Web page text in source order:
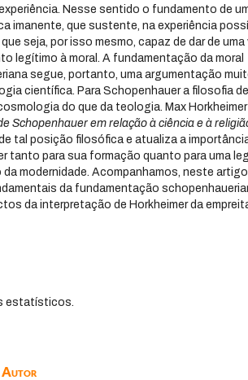
Nesse sentido o fundamento de
imanente, que sustente, na experiência
seja, por isso mesmo, capaz de dar de
legítimo à moral. A fundamentação da moral
segue, portanto, uma argumentação
científica. Para Schopenhauer a filosofia
do que da teologia. Max Horkheimer
Schopenhauer em relação à ciência e à
tal posição filosófica e atualiza a
tanto para sua formação quanto para uma
modernidade. Acompanhamos, neste
da fundamentação
da interpretação de Horkheimer da
estatísticos.
Autor